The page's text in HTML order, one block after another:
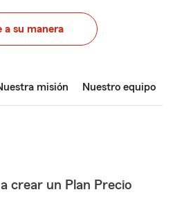
a su manera
misión Nuestro equipo
crear un Plan Precio